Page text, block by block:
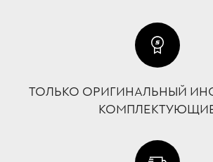
ТОЛЬКО ОРИГИНАЛЬНЫЙ